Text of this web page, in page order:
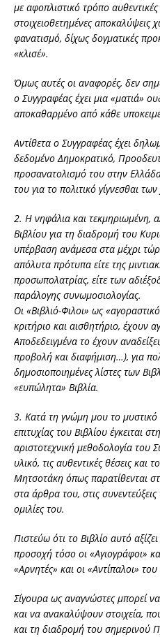
με αφοπλιστικό τρόπο
στοιχειοθετημένες αποκαλύψεις
φανατισμό, δίχως δογματικές
«κλισέ».
Όμως αυτές οι αναφορές, δεν
ο Συγγραφέας έχει μια «ματιά»
αποκαθαρμένο από κάθε
Αντίθετα ο Συγγραφέας έχει
δεδομένο Δημοκρατικό,
προσανατολισμό του στην
του για το πολιτικό γίγνεσθαι
2. Η νηφάλια και τεκμηριωμένη,
Βιβλίου για τη διαδρομή του
υπέρβαση ανάμεσα στα μέχρι
απόλυτα πρότυπα είτε της
προσωπολατρίας, είτε των
παράλογης συνωμοσιολογίας.
Οι «Βιβλιό-Φιλοι» ως
κριτήριο και αισθητήριο, έχουν
Αποδεδειγμένα το έχουν
προβολή και διαφήμιση…), για
δημοσιοποιημένες λίστες των
«ευπώλητα» Βιβλία.
3. Κατά τη γνώμη μου το μυστικό
επιτυχίας του Βιβλίου έγκειται
αριστοτεχνική μεθοδολογία του
υλικό, τις αυθεντικές θέσεις
Μητσοτάκη όπως παρατίθενται
στα άρθρα του, στις
ομιλίες του.
Πιστεύω ότι το Βιβλίο αυτό
προσοχή τόσο οι «Αγιογράφοι»
«Αρνητές» και οι «Αντίπαλοι»
Σίγουρα ως αναγνώστες μπορεί
και να ανακαλύψουν στοιχεία,
και τη διαδρομή του σημερινού